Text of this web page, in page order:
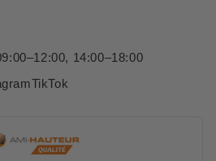
14:00–18:00
TikTok